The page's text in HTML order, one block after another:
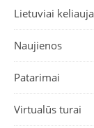
Lietuviai keliauja
Naujienos
Patarimai
Virtualūs turai